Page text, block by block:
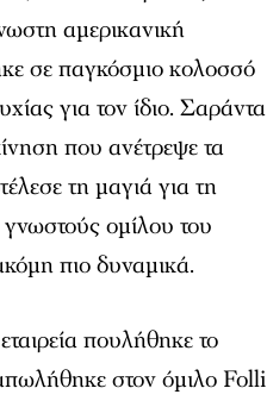
αμερικανική
σε παγκόσμιο κολοσσό
για τον ίδιο. Σαράντα
που ανέτρεψε τα
τη μαγιά για τη
ομίλου του
πιο δυναμικά.
πουλήθηκε το
στον όμιλο Folli